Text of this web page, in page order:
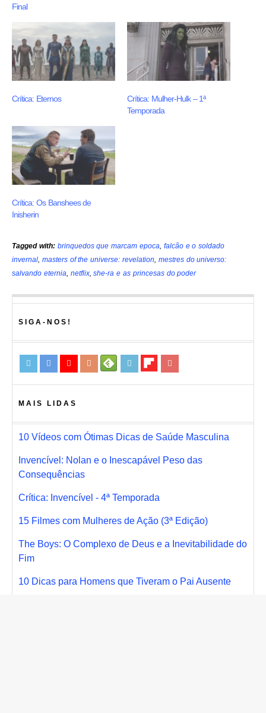
Final
Crítica: Eternos
Crítica: Mulher-Hulk – 1ª
Temporada
Crítica: Os Banshees de
Inisherin
Tagged with: brinquedos que marcam epoca, falcão e o soldado
invernal, masters of the universe: revelation, mestres do universo:
salvando eternia, netflix,she-ra e as princesas do poder
SIGA-NOS!
MAIS LIDAS
10 Vídeos com Ótimas Dicas de Saúde Masculina
Invencível: Nolan e o Inescapável Peso das
Consequências
Crítica: Invencível - 4ª Temporada
15 Filmes com Mulheres de Ação (3ª Edição)
The Boys: O Complexo de Deus e a Inevitabilidade do
Fim
10 Dicas para Homens que Tiveram o Pai Ausente